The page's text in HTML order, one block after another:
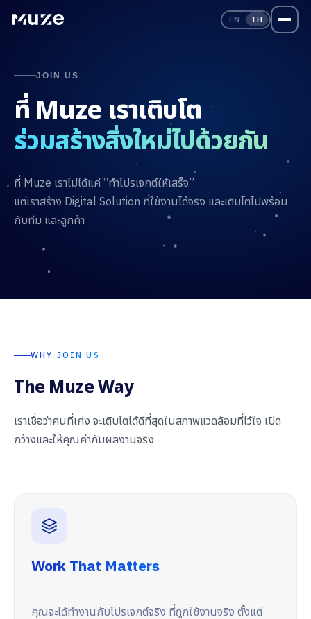
EN TH
JOIN US
ที่ Muze เราเติบโต
ร่วมสร้างสิ่งใหม่ไปด้วยกัน
ที่ Muze เราไม่ได้แค่ “ทำโปรเจกต์ให้เสร็จ”
แต่เราสร้าง Digital Solution ที่ใช้งานได้จริง และเติบโตไปพร้อม
กับทีม และลูกค้า
WHY JOIN US
The Muze Way
เราเชื่อว่าคนที่เก่ง จะเติบโตได้ดีที่สุดในสภาพแวดล้อมที่ไว้ใจ เปิด
กว้างและให้คุณค่ากับผลงานจริง
Work That Matters
คุณจะได้ทำงานกับโปรเจกต์จริง ที่ถูกใช้งานจริง ตั้งแต่